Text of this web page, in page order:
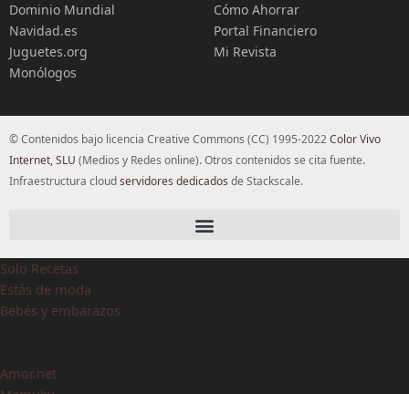
Dominio Mundial
Navidad.es
Juguetes.org
Monólogos
Cómo Ahorrar
Portal Financiero
Mi Revista
© Contenidos bajo licencia Creative Commons (CC) 1995-2022Color Vivo
Internet, SLU (Medios y Redes online). Otros contenidos se cita fuente.
Infraestructura cloudservidores dedicados de Stackscale.
Solo Recetas
Estás de moda
Bebés y embarazos
Amor.net